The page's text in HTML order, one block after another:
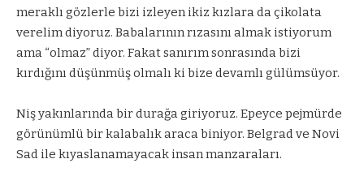
meraklı gözlerle bizi izleyen ikiz kızlara da çikolata
verelim diyoruz. Babalarının rızasını almak istiyorum
ama “olmaz” diyor. Fakat sanırım sonrasında bizi
kırdığını düşünmüş olmalı ki bize devamlı gülümsüyor.
Niş yakınlarında bir durağa giriyoruz. Epeyce pejmürde
görünümlü bir kalabalık araca biniyor. Belgrad ve Novi
Sad ile kıyaslanamayacak insan manzaraları.